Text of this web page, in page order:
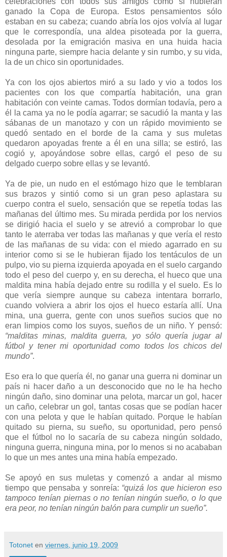
ganado la Copa de Europa. Estos pensamientos sólo
estaban en su cabeza; cuando abría los ojos volvía al lugar
que le correspondía, una aldea pisoteada por la guerra,
desolada por la emigración masiva en una huida hacia
ninguna parte, siempre hacia delante y sin rumbo, y su vida,
la de un chico sin oportunidades.
Ya con los ojos abiertos miró a su lado y vio a todos los
pacientes con los que compartía habitación, una gran
habitación con veinte camas. Todos dormían todavía, pero a
él la cama ya no le podía agarrar; se sacudió la manta y las
sábanas de un manotazo y con un rápido movimiento se
quedó sentado en el borde de la cama y sus muletas
quedaron apoyadas frente a él en una silla; se estiró, las
cogió y, apoyándose sobre ellas, cargó el peso de su
delgado cuerpo sobre ellas y se levantó.
Ya de pie, un nudo en el estómago hizo que le temblaran
sus brazos y sintió como si un gran peso aplastara su
cuerpo contra el suelo, sensación que se repetía todas las
mañanas del último mes. Su mirada perdida por los nervios
se dirigió hacia el suelo y se atrevió a comprobar lo que
tanto le aterraba ver todas las mañanas y que vería el resto
de las mañanas de su vida: con el miedo agarrado en su
interior como si se le hubieran fijado los tentáculos de un
pulpo, vio su pierna izquierda apoyada en el suelo cargando
todo el peso del cuerpo y, en su derecha, el hueco que una
maldita mina había dejado entre su rodilla y el suelo. Es lo
que vería siempre aunque su cabeza intentara borrarlo,
cuando volviera a abrir los ojos el hueco estaría allí. Una
mina, una guerra, gente con unos sueños sucios que no
eran limpios como los suyos, sueños de un niño. Y pensó:
“malditas minas, maldita guerra, yo sólo quería jugar al
fútbol y tener mi oportunidad como todos los chicos del
mundo”.
Eso era lo que quería él, no ganar una guerra ni dominar un
país ni hacer daño a un desconocido que no le ha hecho
ningún daño, sino dominar una pelota, marcar un gol, hacer
un caño, celebrar un gol, tantas cosas que se podían hacer
con una pelota y que le habían quitado. Porque le habían
quitado su pierna, su sueño, su oportunidad, pero pensó
que el fútbol no lo sacaría de su cabeza ningún soldado,
ninguna guerra, ninguna mina, por lo menos si no acababan
lo que un mes antes una mina había empezado.
Se apoyó en sus muletas y comenzó a andar al mismo
tiempo que pensaba y sonreía: “quizá los que hicieron eso
tampoco tenían piernas o no tenían ningún sueño, o lo que
era peor, no tenían ningún balón para cumplir un sueño”.
Totonet en viernes, junio 19, 2009